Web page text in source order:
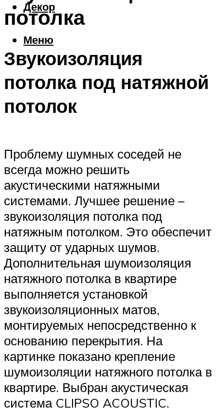
Декор
Меню
потолка
Звукоизоляция
потолка под натяжной
потолок
Проблему шумных соседей не
всегда можно решить
акустическими натяжными
системами. Лучшее решение –
звукоизоляция потолка под
натяжным потолком. Это обеспечит
защиту от ударных шумов.
Дополнительная шумоизоляция
натяжного потолка в квартире
выполняется установкой
звукоизоляционных матов,
монтируемых непосредственно к
основанию перекрытия. На
картинке показано крепление
шумоизоляции натяжного потолка в
квартире. Выбран акустическая
система CLIPSO ACOUSTIC.